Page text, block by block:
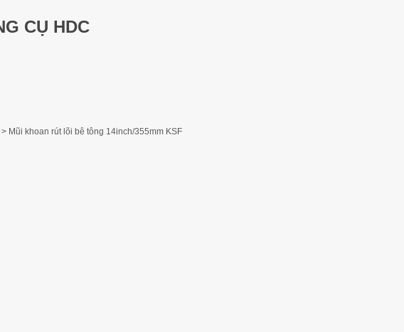
CỤ HDC
> Mũi khoan rút lõi bê tông 14inch/355mm KSF